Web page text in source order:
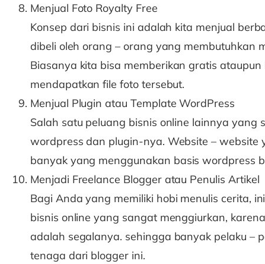
Menjual Foto Royalty Free
Konsep dari bisnis ini adalah kita menjual
dibeli oleh orang – orang yang membutuhkan
Biasanya kita bisa memberikan gratis
mendapatkan file foto tersebut.
Menjual Plugin atau Template WordPress
Salah satu peluang bisnis online lainnya yang
wordpress dan plugin-nya. Website – website
banyak yang menggunakan basis wordpress
Menjadi Freelance Blogger atau Penulis Artikel
Bagi Anda yang memiliki hobi menulis cerita,
bisnis online yang sangat menggiurkan,
adalah segalanya. sehingga banyak pelaku –
tenaga dari blogger ini.